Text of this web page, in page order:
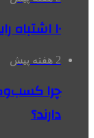
۱۰ اشتباه رایج هنگام انتخاب تاورکرین برای پروژه
2 هفته پیش
چرا
دارند؟